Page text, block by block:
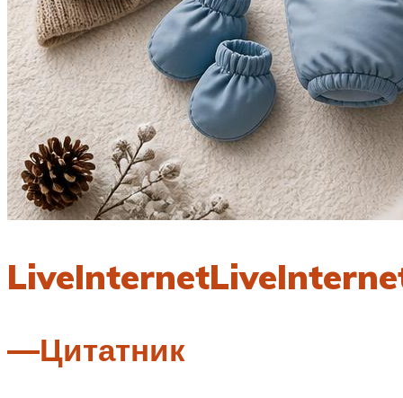
—Цитатник